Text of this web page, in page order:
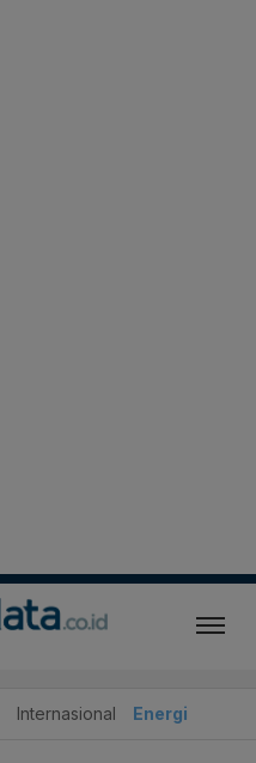
Internasional Energi